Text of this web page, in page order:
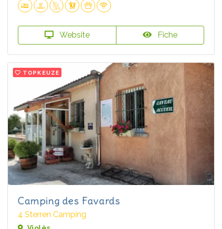
Website Fiche
TOPKEUZE
Camping des Favards
4 Sterren Camping